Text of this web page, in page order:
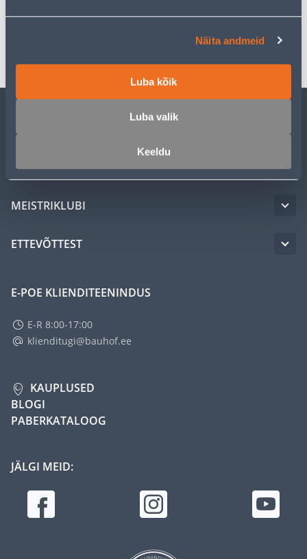
Näita andmeid
Luba kõik
Luba valik
Keeldu
TEENUSED
MEISTRIKLUBI
ETTEVÕTTEST
E-POE KLIENDITEENINDUS
E-R 8:00-17:00
klienditugi@bauhof.ee
KAUPLUSED
BLOGI
PABERKATALOOG
JÄLGI MEID: